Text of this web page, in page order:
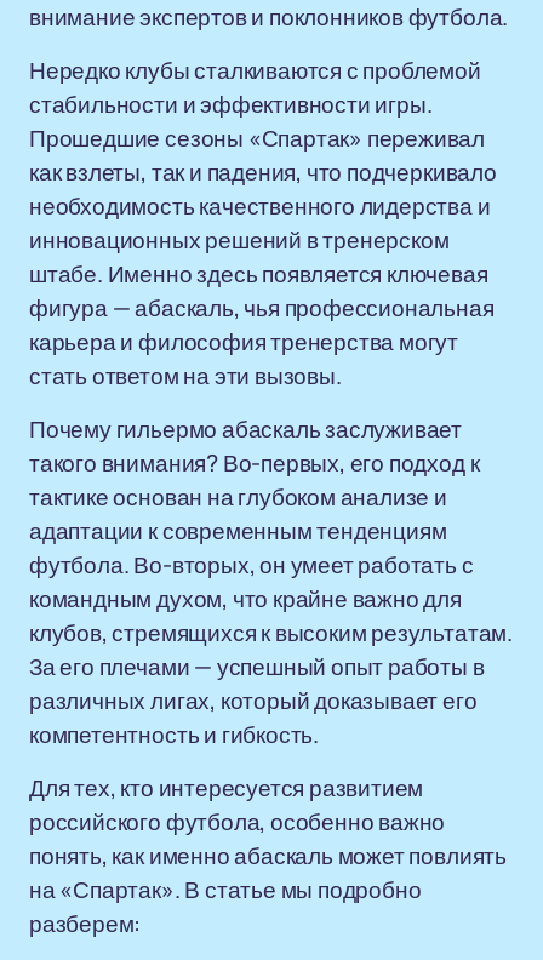
внимание экспертов и поклонников футбола.
Нередко клубы сталкиваются с проблемой
стабильности и эффективности игры.
Прошедшие сезоны «Спартак» переживал
как взлеты, так и падения, что подчеркивало
необходимость качественного лидерства и
инновационных решений в тренерском
штабе. Именно здесь появляется ключевая
фигура — абаскаль, чья профессиональная
карьера и философия тренерства могут
стать ответом на эти вызовы.
Почему гильермо абаскаль заслуживает
такого внимания? Во-первых, его подход к
тактике основан на глубоком анализе и
адаптации к современным тенденциям
футбола. Во-вторых, он умеет работать с
командным духом, что крайне важно для
клубов, стремящихся к высоким результатам.
За его плечами — успешный опыт работы в
различных лигах, который доказывает его
компетентность и гибкость.
Для тех, кто интересуется развитием
российского футбола, особенно важно
понять, как именно абаскаль может повлиять
на «Спартак». В статье мы подробно
разберем: